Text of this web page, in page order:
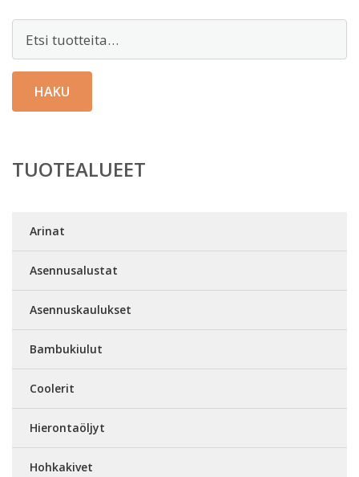
HAKU
TUOTEALUEET
Arinat
Asennusalustat
Asennuskaulukset
Bambukiulut
Coolerit
Hierontaöljyt
Hohkakivet